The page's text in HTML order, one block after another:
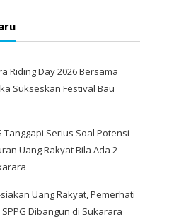
Riding Day 2026 Bersama
Sukseskan Festival Bau
Tanggapi Serius Soal Potensi
Uang Rakyat Bila Ada 2
Uang Rakyat, Pemerhati
SPPG Dibangun di Sukarara